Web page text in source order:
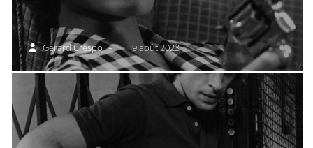
Gérard Crespo – 9 août 2023